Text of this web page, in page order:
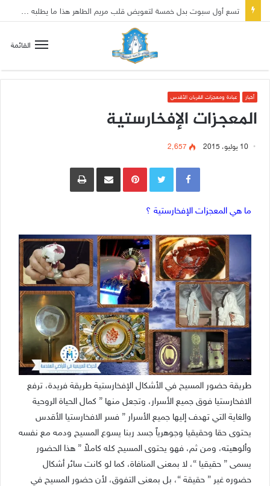
القائمة
أخبار عبادة ومعجزات القربان الأقدس
المعجزات الإفخارستية
10 يوليو، 2015 2٬657
Pinterestمشاركة عبر البريد طباعة
ما هي المعجزات الإفخارستية ؟
طريقة حضور المسيح في الأشكال الإفخارستية طريقة فريدة، ترفع
الافخارستيا فوق جميع الأسرار، وتجعل منها ” كمال الحياة الروحية
والغاية التي تهدف إليها جميع الأسرار ” فسر الافخارستيا الأقدس
يحتوى حقا وحقيقيا وجوهرياً جسد ربنا يسوع المسيح ودمه مع نفسه
وألوهيته، ومن ثم، فهو يحتوى المسيح كله كاملاً ” هذا الحضور
يسمى ” حقيقيا “، لا بمعنى المنافاة، كما لو كانت سائر أشكال
حضوره غير ” حقيقة “، بل بمعنى التفوق، لأن حضور المسيح في